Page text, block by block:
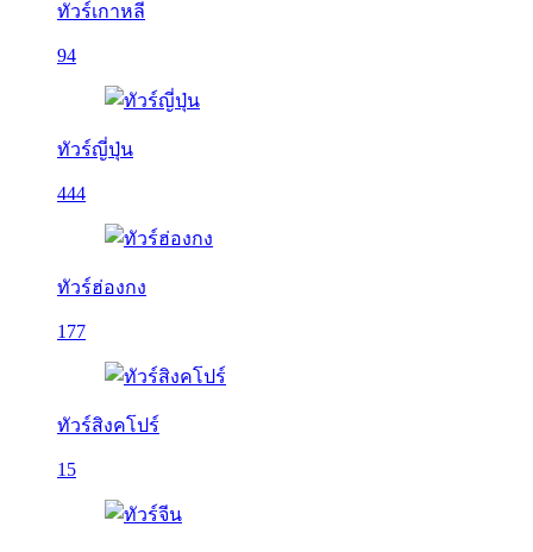
ทัวร์เกาหลี
94
ทัวร์ญี่ปุ่น
444
ทัวร์ฮ่องกง
177
ทัวร์สิงคโปร์
15